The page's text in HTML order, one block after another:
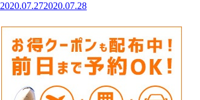
2020.07.272020.07.28